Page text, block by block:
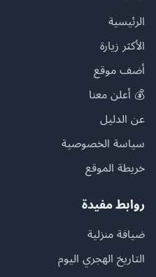
الرئيسية
الأكثر زيارة
أضف موقع
💰 أعلن معنا
عن الدليل
سياسة الخصوصية
خريطة الموقع
روابط مفيدة
ضيافة منزلية
التاريخ الهجري اليوم